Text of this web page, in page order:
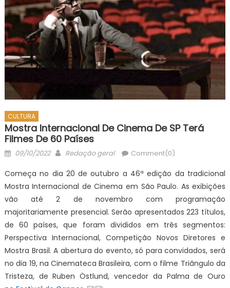
CULTURA
Mostra Internacional De Cinema De SP Terá
Filmes De 60 Países
Posted
09/10/2022 Author
Redação geral Comment(0)
Começa no dia 20 de outubro a 46ª edição da tradicional
Mostra Internacional de Cinema em São Paulo. As exibições
vão até 2 de novembro com programação
majoritariamente presencial. Serão apresentados 223 títulos,
de 60 países, que foram divididos em três segmentos:
Perspectiva Internacional, Competição Novos Diretores e
Mostra Brasil. A abertura do evento, só para convidados, será
no dia 19, na Cinemateca Brasileira, com o filme Triângulo da
Tristeza, de Ruben Östlund, vencedor da Palma de Ouro